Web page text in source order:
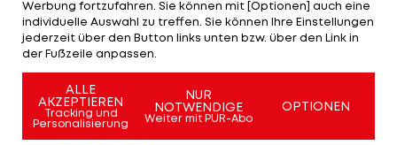
ihrer Wirkung anabolen und androgenen
Steroiden ähneln, getestet worden.
Bestätigt die B-Probe den Befund, wird nicht nur
Ujah die Medaille aberkannt, sondern auch seinen
Staffelkollegen Nethaneel Mitchell-Blake, Richard
Werbung fortzufahren. Sie können mit [Optionen] auch eine
individuelle Auswahl zu treffen. Sie können Ihre Einstellungen
jederzeit über den Button links unten bzw. über den Link in
der Fußzeile anpassen.
ALLE
AKZEPTIEREN
Tracking und
Personalisierung
NUR
NOTWENDIGE
Weiter mit PUR-Abo
OPTIONEN